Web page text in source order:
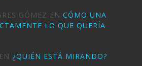
GÓMEZ EN CÓMO UNA
LO QUE QUERÍA
EN ¿QUIÉN ESTÁ MIRANDO?